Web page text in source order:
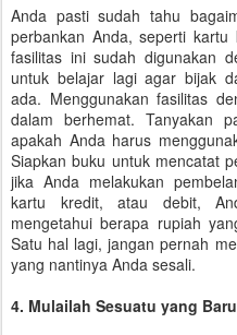
Anda pasti sudah tahu
perbankan Anda, seperti
fasilitas ini sudah digunakan
untuk belajar lagi agar bijak
ada. Menggunakan fasilitas
dalam berhemat. Tanyakan
apakah Anda harus
Siapkan buku untuk mencatat
jika Anda melakukan
kartu kredit, atau debit,
mengetahui berapa rupiah
Satu hal lagi, jangan pernah
yang nantinya Anda sesali.
4. Mulailah Sesuatu yang Baru